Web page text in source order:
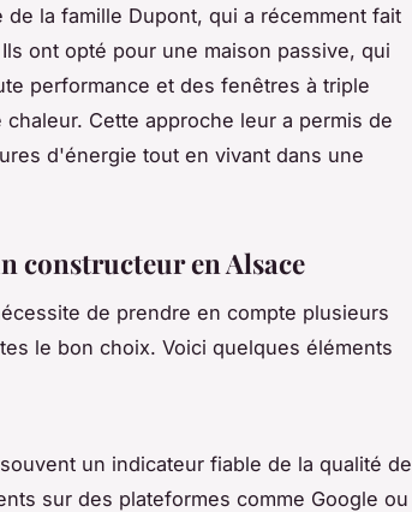
la famille Dupont, qui a récemment fait
ont opté pour une maison passive, qui
performance et des fenêtres à triple
Cette approche leur a permis de
d'énergie tout en vivant dans une
constructeur en Alsace
de prendre en compte plusieurs
le bon choix. Voici quelques éléments
un indicateur fiable de la qualité de
sur des plateformes comme Google ou